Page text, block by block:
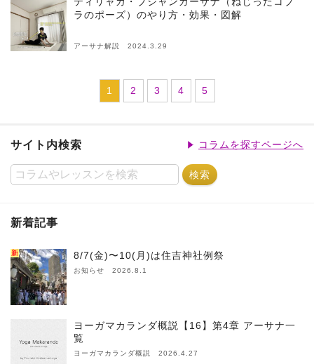
ラのポーズ）のやり方・効果・図解
アーサナ解説 2024.3.29
1 2 3 4 5
サイト内検索 コラムを探すページへ
新着記事
新 8/7(金)〜10(月)は住吉神社例祭
お知らせ 2026.8.1
ヨーガマカランダ概説【16】第4章 アーサナ一
覧
ヨーガマカランダ概説 2026.4.27